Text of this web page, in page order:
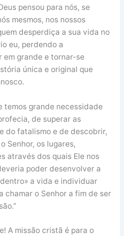
pensou para nós, se
mesmos, nos nossos
desperdiça a sua vida no
eu, perdendo a
em grande e tornar-se
única e original que
temos grande necessidade
de superar as
do fatalismo e de descobrir,
Senhor, os lugares,
através dos quais Ele nos
poder desenvolver a
a vida e individuar
chamar o Senhor a fim de ser
A missão cristã é para o